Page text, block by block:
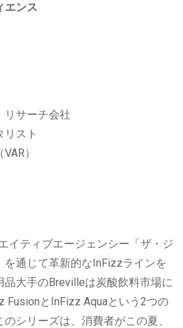
エンス
リサーチ会社
リスト
）
イティブエージェンシー「ザ・ジ
を通じて革新的なInFizzラインを
品大手のBrevilleは炭酸飲料市場に
FusionとInFizz Aquaという2つの
シリーズは、消費者がこの夏、